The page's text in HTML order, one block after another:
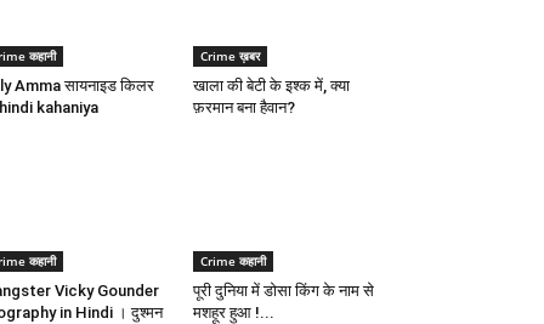
कहानी
Amma सायनाइड किलर
kahaniya
Crime ख़बर
खाला की बेटी के इश्क में, क्या
फ़रमान बना हैवान?
कहानी
Vicky Gounder
in Hindi । दुश्मन
Crime कहानी
पूरी दुनिया में डोसा किंग के नाम से
मशहूर हुआ !...